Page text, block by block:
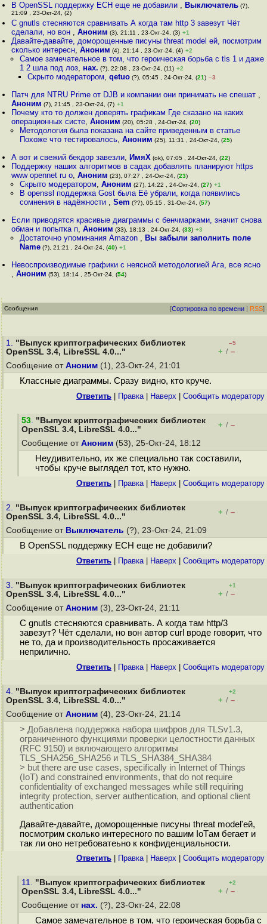
В OpenSSL поддержку ECH еще не добавили , Выключатель (?),
21:09 , 23-Окт-24, (2)
С gnutls стесняются сравнивать А когда там http 3 завезут Чёт
сделали, но вон ,Аноним (3), 21:11 , 23-Окт-24, (3) +1
Давайте-давайте, доморощенные писуны threat model ей, посмотрим
сколько интересн,Аноним (4), 21:14 , 23-Окт-24, (4) +2
Самое замечательное в том, что героическая борьба с tls 1 и даже
1 2 шла под лоз, нах. (?), 22:08 , 23-Окт-24, (11) +2
Скрыто модератором, qetuo(?), 05:45 , 24-Окт-24, (21) –3
Патч для NTRU Prime от DJB и компании они принимать не спешат ,
Аноним (7), 21:45 , 23-Окт-24, (7) +1
Почему кто то должен доверять графикам Где сказано на каких
операционных систе,Аноним (20), 05:28 , 24-Окт-24, (20)
Методология была показана на сайте приведенным в статье
Похоже что тестировалось, Аноним (25), 11:31 , 24-Окт-24, (25)
А вот и свежий бекдор завезли, ИмяХ (ok), 07:05 , 24-Окт-24, (22)
Поддержку наших алгоритмов в садах добавлять планируют https
www opennet ru o,Аноним (23), 07:27 , 24-Окт-24, (23)
Скрыто модератором, Аноним (27), 14:22 , 24-Окт-24, (27) +1
В openssl поддержка Gost была Её убрали, когда появились
сомнения в надёжности , Sem (??), 05:15 , 31-Окт-24, (57)
Если приводятся красивые диаграммы с бенчмарками, значит снова
обман и попытка п,Аноним (33), 18:13 , 24-Окт-24, (33) +3
Достаточно упоминания Amazon , Вы забыли заполнить поле
Name(?), 21:21 , 24-Окт-24, (40) +1
Невоспроизводимые графики с неясной методологией Ага, все ясно
,Аноним (53), 18:14 , 25-Окт-24, (54)
Сообщения [Сортировка по времени | RSS]
1. "Выпуск криптографических библиотек
OpenSSL 3.4, LibreSSL 4.0..."
–5
+ / –
Сообщение от Аноним (1), 23-Окт-24, 21:01
Классные диаграммы. Сразу видно, кто круче.
Ответить Правка| Наверх Cообщить модератору
53. "Выпуск криптографических библиотек
OpenSSL 3.4, LibreSSL 4.0..."
+ / –
Сообщение от Аноним (53), 25-Окт-24, 18:12
Неудивительно, их же специально так составили,
чтобы круче выглядел тот, кто нужно.
Ответить Правка| Наверх Cообщить модератору
2. "Выпуск криптографических библиотек
OpenSSL 3.4, LibreSSL 4.0..."
+ / –
Сообщение от Выключатель (?), 23-Окт-24, 21:09
В OpenSSL поддержку ECH еще не добавили?
Ответить Правка| Наверх Cообщить модератору
3. "Выпуск криптографических библиотек
OpenSSL 3.4, LibreSSL 4.0..."
+1
+ / –
Сообщение от Аноним (3), 23-Окт-24, 21:11
С gnutls стесняются сравнивать. А когда там http/3
завезут? Чёт сделали, но вон автор curl вроде говорит, что
не то, да и производительность просаживается
неприлично.
Ответить Правка| Наверх Cообщить модератору
4. "Выпуск криптографических библиотек
OpenSSL 3.4, LibreSSL 4.0..."
+2
+ / –
Сообщение от Аноним (4), 23-Окт-24, 21:14
> Добавлена поддержка набора шифров для TLSv1.3,
ограниченного функциями проверки целостности данных
(RFC 9150) и включающего алгоритмы
TLS_SHA256_SHA256 и TLS_SHA384_SHA384
> but there are use cases, specifically in Internet of Things
(IoT) and constrained environments, that do not require
confidentiality of exchanged messages while still requiring
integrity protection, server authentication, and optional client
authentication
Давайте-давайте, доморощенные писуны threat model'ей,
посмотрим сколько интересного по вашим IoTам бегает и
так ли оно нетребоватеьно к конфиденциальности.
Ответить Правка| Наверх Cообщить модератору
11. "Выпуск криптографических библиотек
OpenSSL 3.4, LibreSSL 4.0..."
+2
+ / –
Сообщение от нах. (?), 23-Окт-24, 22:08
Самое замечательное в том, что героическая борьба с